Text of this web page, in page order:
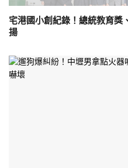
宅港國小創紀錄！總統教育
揚